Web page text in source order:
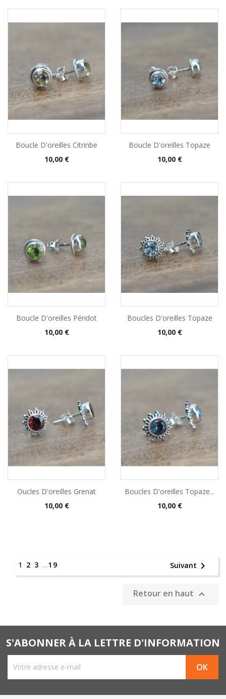
Boucle D'oreilles Citrinbe
Prix
10,00 €
Boucle D'oreilles Topaze
Prix
10,00 €
Boucle D'oreilles Péridot
Prix
10,00 €
Boucles D'oreilles Topaze
Prix
10,00 €
Oucles D'oreilles Grenat
Prix
10,00 €
Boucles D'oreilles Topaze...
Prix
10,00 €
1 2 3 …19 Suivant 
Retour en haut 
S'ABONNER À LA LETTRE D'INFORMATION